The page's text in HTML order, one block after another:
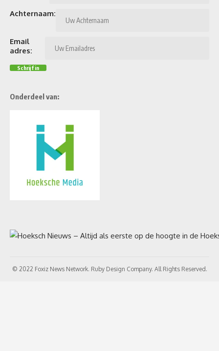
Achternaam:
Email
adres:
Onderdeel van:
© 2022 Foxiz News Network. Ruby Design Company. All Rights Reserved.